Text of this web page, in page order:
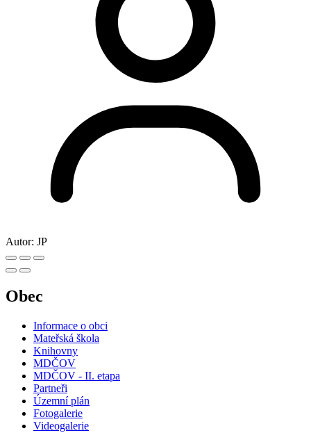
Autor: JP
Obec
Informace o obci
Mateřská škola
Knihovny
MDČOV
MDČOV - II. etapa
Partneři
Územní plán
Fotogalerie
Videogalerie